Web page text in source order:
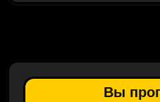
Вы